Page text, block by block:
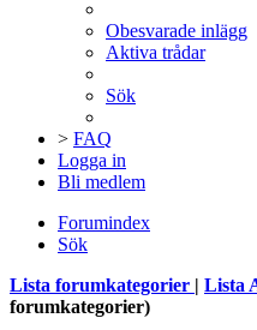
Obesvarade inlägg
Aktiva trådar
Sök
> FAQ
Logga in
Bli medlem
Forumindex
Sök
Lista forumkategorier
Lista
forumkategorier)